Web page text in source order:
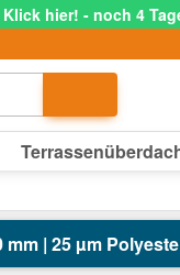
hier! - noch 4
| 25 µm